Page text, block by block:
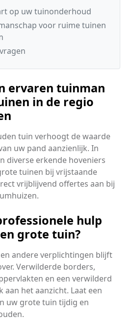
op uw tuinonderhoud
voor ruime tuinen
ervaren tuinman
in de regio
tuin verhoogt de waarde
uw pand aanzienlijk. In
diverse erkende hoveniers
tuinen bij vrijstaande
vrijblijvend offertes aan bij
hulp
grote tuin?
andere verplichtingen blijft
Verwilderde borders,
en een verwilderd
aan het aanzicht. Laat een
uw grote tuin tijdig en